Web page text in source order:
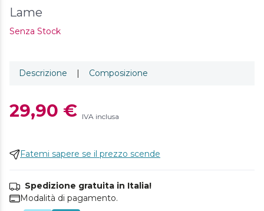
Lame
Senza Stock
Descrizione | Composizione
29,90 € IVA inclusa
Fatemi sapere se il prezzo scende
Spedizione gratuita in Italia!
Modalità di pagamento.